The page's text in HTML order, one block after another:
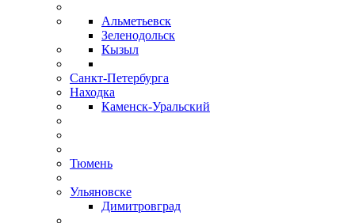
Альметьевск
Зеленодольск
Кызыл
Санкт-Петербурга
Находка
Каменск-Уральский
Тюмень
Ульяновске
Димитровград